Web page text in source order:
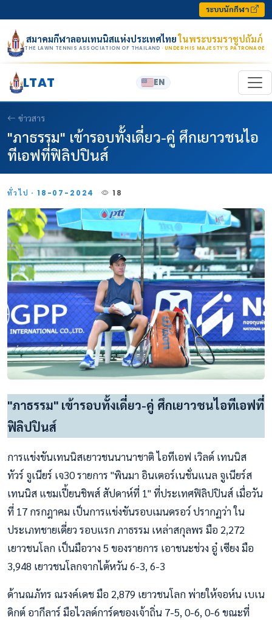
ระบบนักกีฬา
สมาคมกีฬาลอนเทนนิสแห่งประเทศไทยในพระบรมราชูปถัมภ์
THE LAWN TENNIS ASSOCIATION OF THAILAND · UNDER HIS MAJESTY’S PATRONAGE
LTAT EN
ข่าวสาร
"ภาธรรม" เข้ารอบทั้งเดี่ยว-คู่ ศึกเยาวชนไอ
ทีเอฟที่ฟิลิปปินส์
ทั่วไป · 18-07-2024 18
"ภาธรรม" เข้ารอบทั้งเดี่ยว-คู่ ศึกเยาวชนไอทีเอฟที่
ฟิลิปปินส์
การแข่งขันเทนนิสเยาวชนนานาชาติ ไอทีเอฟ เวิลด์ เทนนิส
ทัวร์ จูเนียร์ เจ30 รายการ "พินมา อินเตอร์เนชั่นแนล จูเนียร์ส
เทนนิส แชมเปี้ยนชิพส์ สัปดาห์ที่ 1" ที่ประเทศฟิลิปปินส์ เมื่อวัน
ที่ 17 กรกฎาคม เป็นการแข่งขันรอบเมนดรอว์ ปรากฏว่า ใน
ประเภทชายเดี่ยว รอบแรก ภาธรรม เหล่าสกุลพร มือ 2,272
เยาวชนโลก เป็นมือวาง 5 ของรายการ เอาชนะช่วง อู๋ เซียง มือ
3,948 เยาวชนโลกจากไต้หวัน 6-3, 6-3
ด้านณภัทร ณรงค์เดช มือ 2,879 เยาวชนโลก พ่ายให้จอห์น เบเน
ดิกต์ อากีลาร์ มือไวลด์การ์ดของเจ้าถิ่น 7-5, 0-6, 0-6 ขณะที่